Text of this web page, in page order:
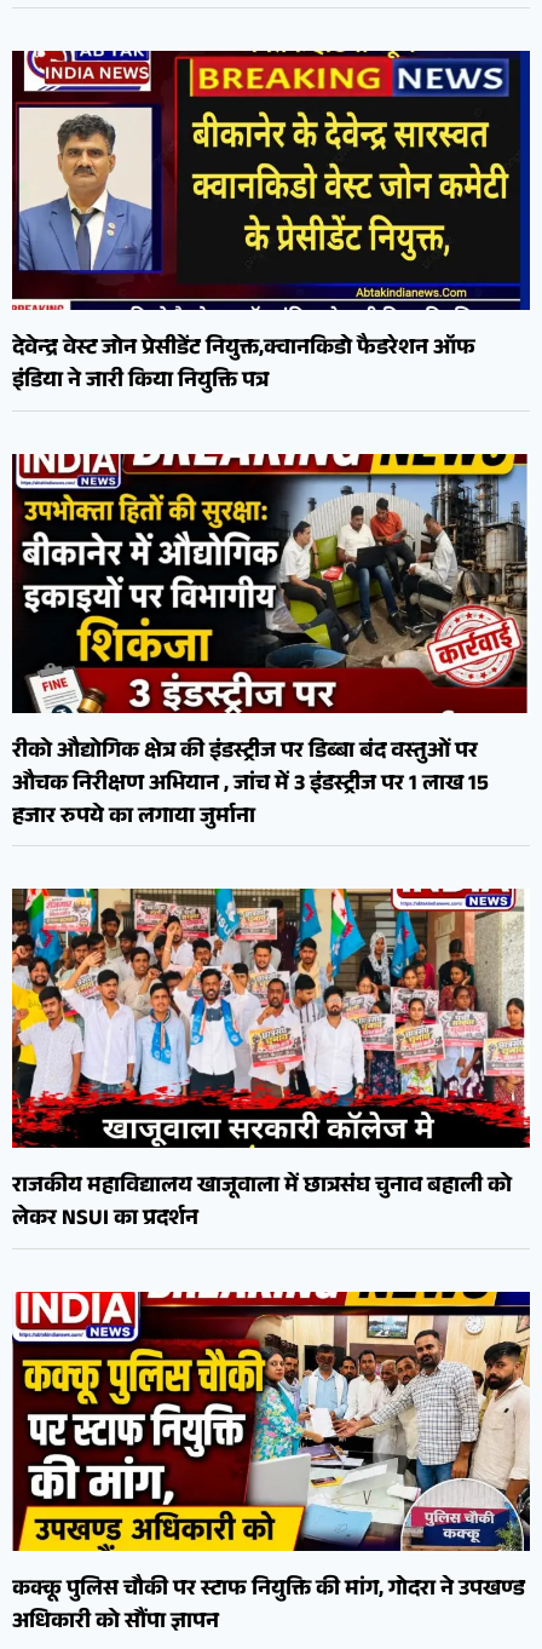
देवेन्द्र वेस्ट जोन प्रेसीडेंट नियुक्त,क्वानकिडो फैडरेशन ऑफ
इंडिया ने जारी किया नियुक्ति पत्र
रीको औद्योगिक क्षेत्र की इंडस्ट्रीज पर डिब्बा बंद वस्तुओं पर
औचक निरीक्षण अभियान , जांच में 3 इंडस्ट्रीज पर 1 लाख 15
हजार रुपये का लगाया जुर्माना
राजकीय महाविद्यालय खाजूवाला में छात्रसंघ चुनाव बहाली को
लेकर NSUI का प्रदर्शन
कक्कू पुलिस चौकी पर स्टाफ नियुक्ति की मांग, गोदरा ने उपखण्ड
अधिकारी को सौंपा ज्ञापन